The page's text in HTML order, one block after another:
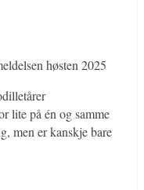
høsten 2025
lite på én og samme
men er kanskje bare